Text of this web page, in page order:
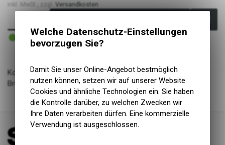
inkl. MwSt., zzgl. Versandkosten
3 - 4 Tage ab externem Lager
Versand
Kompatibel mit allen hydraulischen Avid und Sram DOT
Bremsanlagen.
Welche Datenschutz-Einstellungen
bevorzugen Sie?
Damit Sie unser Online-Angebot bestmöglich
nutzen können, setzen wir auf unserer Website
Cookies und ähnliche Technologien ein. Sie haben
die Kontrolle darüber, zu welchen Zwecken wir
Ihre Daten verarbeiten dürfen. Eine kommerzielle
Verwendung ist ausgeschlossen.